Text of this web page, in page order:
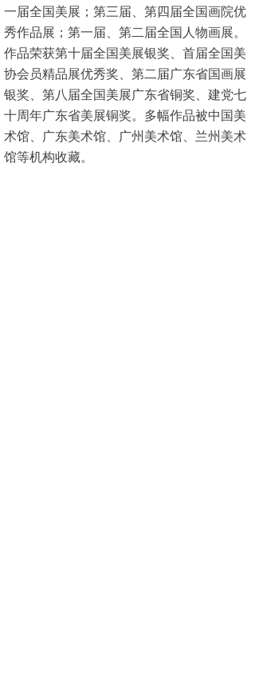
一届全国美展；第三届、第四届全国画院优
秀作品展；第一届、第二届全国人物画展。
作品荣获第十届全国美展银奖、首届全国美
协会员精品展优秀奖、第二届广东省国画展
银奖、第八届全国美展广东省铜奖、建党七
十周年广东省美展铜奖。多幅作品被中国美
术馆、广东美术馆、广州美术馆、兰州美术
馆等机构收藏。